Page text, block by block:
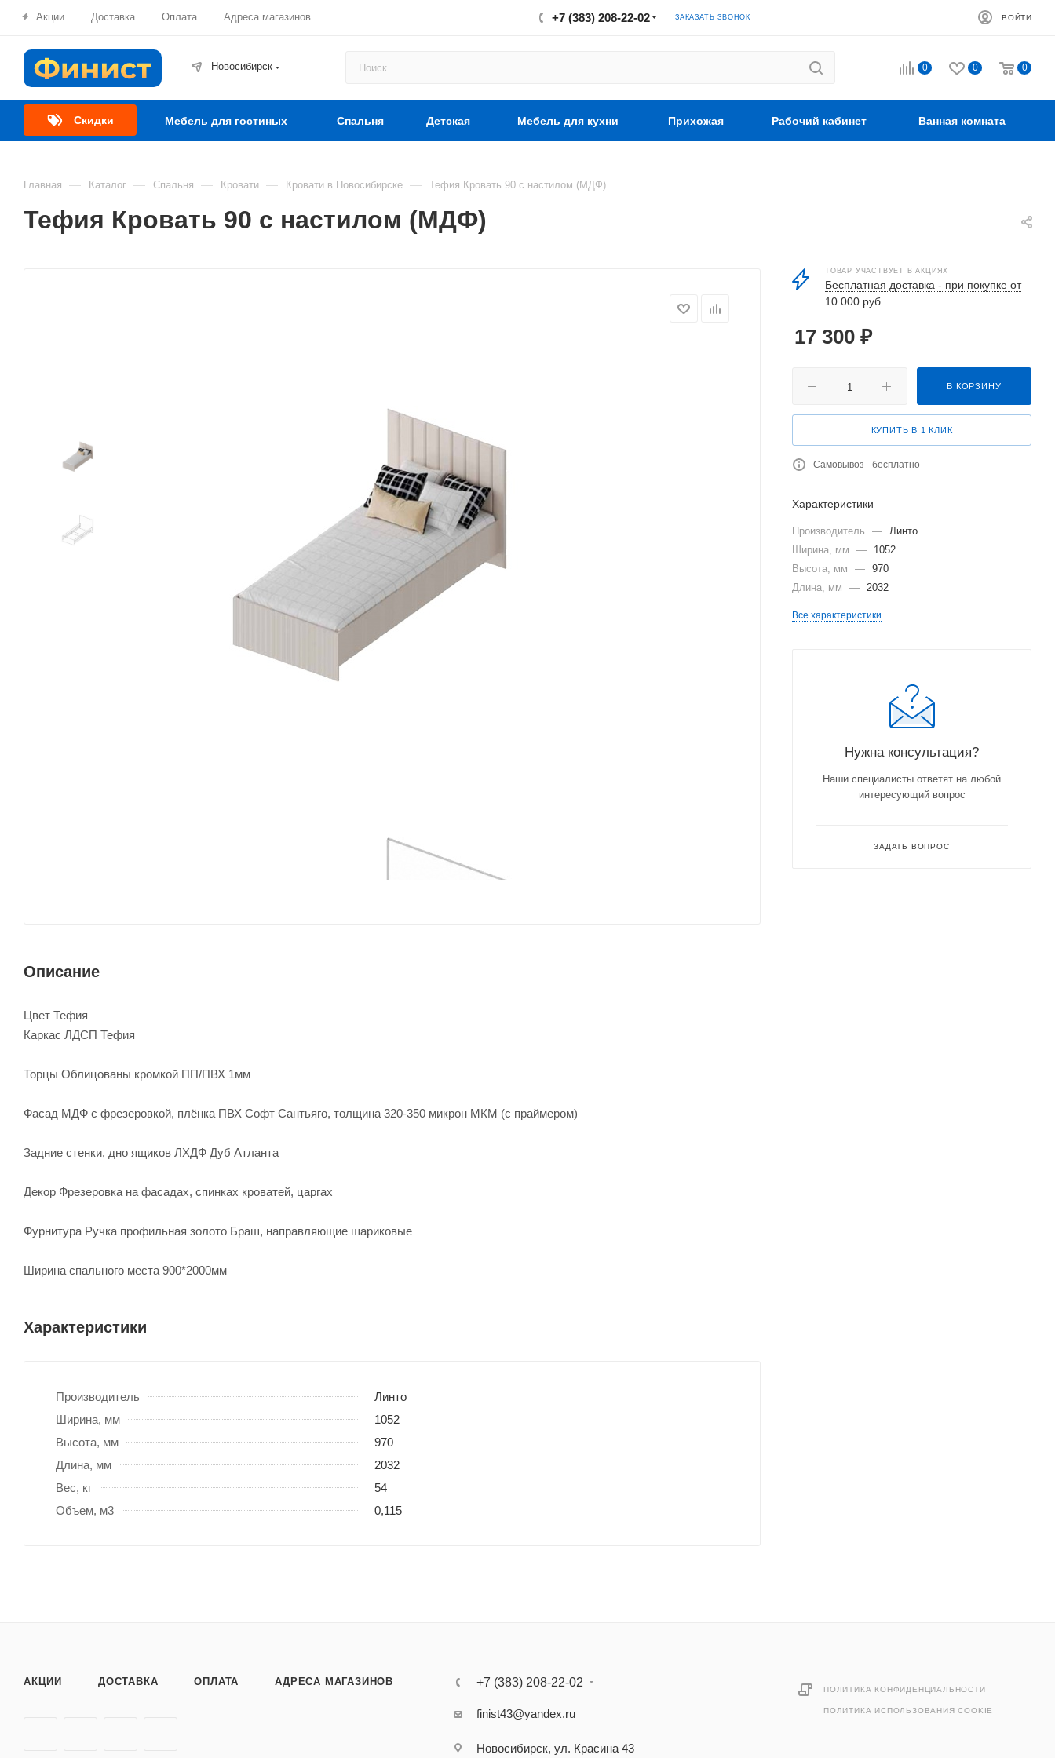
Акции Доставка Оплата Адреса магазинов +7 (383) 208-22-02 ЗАКАЗАТЬ ЗВОНОК ВОЙТИ
Новосибирск 0 0 0
Скидки Мебель для гостиных Спальня Детская Мебель для кухни Прихожая Рабочий кабинет Ванная комната
Главная — Каталог — Спальня — Кровати — Кровати в Новосибирске — Тефия Кровать 90 с настилом (МДФ)
Тефия Кровать 90 с настилом (МДФ)
Описание
Цвет Тефия
Каркас ЛДСП Тефия
Торцы Облицованы кромкой ПП/ПВХ 1мм
Фасад МДФ с фрезеровкой, плёнка ПВХ Софт Сантьяго, толщина 320-350 микрон МКМ (с праймером)
Задние стенки, дно ящиков ЛХДФ Дуб Атланта
Декор Фрезеровка на фасадах, спинках кроватей, царгах
Фурнитура Ручка профильная золото Браш, направляющие шариковые
Ширина спального места 900*2000мм
Характеристики
Производитель
Линто
Ширина, мм
1052
Высота, мм
970
Длина, мм
2032
Вес, кг
54
Объем, м3
0,115
ТОВАР УЧАСТВУЕТ В АКЦИЯХ
Бесплатная доставка - при покупке от
10 000 руб.
17 300 ₽
В КОРЗИНУ
КУПИТЬ В 1 КЛИК
Самовывоз - бесплатно
Характеристики
Производитель — Линто
Ширина, мм
—
1052
Высота, мм
— 970
Длина, мм
— 2032
Все характеристики
Нужна консультация?
Наши специалисты ответят на любой
интересующий вопрос
ЗАДАТЬ ВОПРОС
АКЦИИ ДОСТАВКА ОПЛАТА АДРЕСА МАГАЗИНОВ +7 (383) 208-22-02
finist43@yandex.ru
Новосибирск, ул. Красина 43
ПОЛИТИКА КОНФИДЕНЦИАЛЬНОСТИ
ПОЛИТИКА ИСПОЛЬЗОВАНИЯ COOKIE